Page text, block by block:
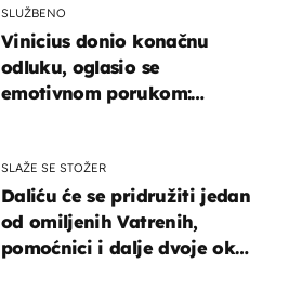
SLUŽBENO
Vinicius donio konačnu
odluku, oglasio se
emotivnom porukom:
SLAŽE SE STOŽER
Daliću će se pridružiti jedan
od omiljenih Vatrenih,
pomoćnici i dalje dvoje oko